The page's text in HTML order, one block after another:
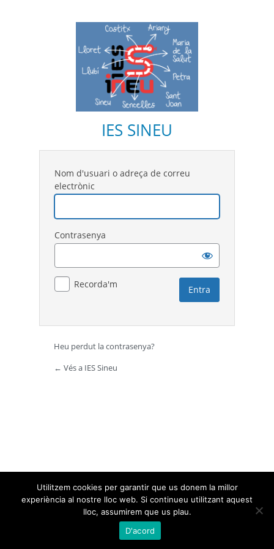
IES SINEU
Nom d'usuari o adreça de correu
electrònic
Contrasenya
Recorda'm
Heu perdut la contrasenya?
← Vés a IES Sineu
Utilitzem cookies per garantir que us donem la millor
experiència al nostre lloc web. Si continueu utilitzant aquest
lloc, assumirem que us plau.
D'acord